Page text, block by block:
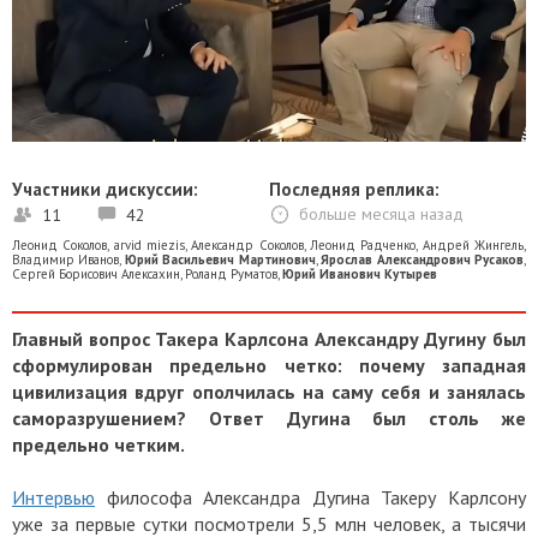
Участники дискуссии:
11 42
Последняя реплика:
больше месяца назад
Леонид Соколов, arvid miezis,Александр Соколов,Леонид Радченко, Андрей Жингель,
Владимир Иванов, Юрий Васильевич Мартинович,Ярослав Александрович Русаков,
Сергей Борисович Алексахин, Роланд Руматов,Юрий Иванович Кутырев
Главный вопрос Такера Карлсона Александру Дугину был
сформулирован предельно четко: почему западная
цивилизация вдруг ополчилась на саму себя и занялась
саморазрушением? Ответ Дугина был столь же
предельно четким.
Интервью философа Александра Дугина Такеру Карлсону
уже за первые сутки посмотрели 5,5 млн человек, а тысячи